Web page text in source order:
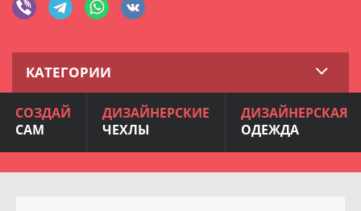
КАТЕГОРИИ
СОЗДАЙ
САМ
ДИЗАЙНЕРСКИЕ
ЧЕХЛЫ
ДИЗАЙНЕРСКАЯ
ОДЕЖДА